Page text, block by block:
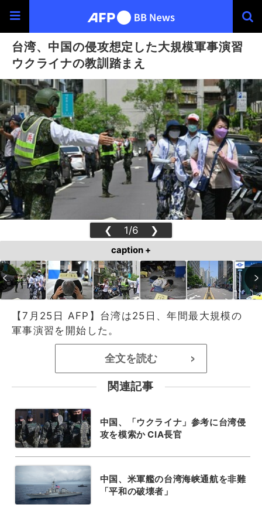
台湾、中国の侵攻想定した大規模軍事演習
ウクライナの教訓踏まえ
❮ 1/6 ❯
caption +
【7月25日 AFP】台湾は25日、年間最大規模の
軍事演習を開始した。
全文を読む >
関連記事
中国、「ウクライナ」参考に台湾侵
攻を模索か CIA長官
中国、米軍艦の台湾海峡通航を非難
「平和の破壊者」